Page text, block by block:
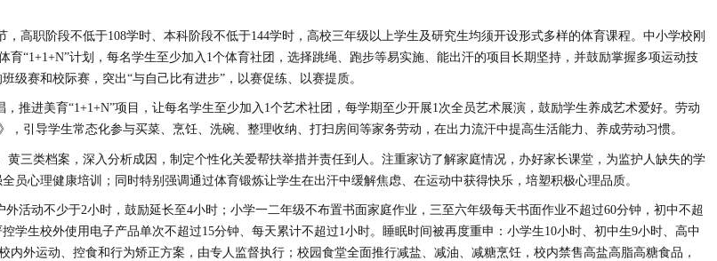
高职阶段不低于108学时、本科阶段不低于144学时，高校三年级以上学生及研究生均须开设形式多样的体育课程。中小学校刚
“1+1+N”计划，每名学生至少加入1个体育社团，选择跳绳、跑步等易实施、能出汗的项目长期坚持，并鼓励掌握多项运动技
级赛和校际赛，突出“与自己比有进步”，以赛促练、以赛提质。
推进美育“1+1+N”项目，让每名学生至少加入1个艺术社团，每学期至少开展1次全员艺术展演，鼓励学生养成艺术爱好。劳动
引导学生常态化参与买菜、烹饪、洗碗、整理收纳、打扫房间等家务劳动，在出力流汗中提高生活能力、养成劳动习惯。
三类档案，深入分析成因，制定个性化关爱帮扶举措并责任到人。注重家访了解家庭情况，办好家长课堂，为监护人缺失的学
员心理健康培训；同时特别强调通过体育锻炼让学生在出汗中缓解焦虑、在运动中获得快乐，培塑积极心理品质。
活动不少于2小时，鼓励延长至4小时；小学一二年级不布置书面家庭作业，三至六年级每天书面作业不超过60分钟，初中不超
学生校外使用电子产品单次不超过15分钟、每天累计不超过1小时。睡眠时间被再度重申：小学生10小时、初中生9小时、高中
外运动、控食和行为矫正方案，由专人监督执行；校园食堂全面推行减盐、减油、减糖烹饪，校内禁售高盐高脂高糖食品，